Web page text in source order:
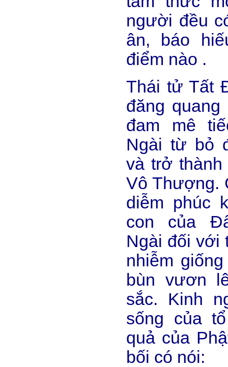
người đều
ân, báo
điểm nào .
Thái tử Tất
đăng quang
đam mê
Ngài từ bỏ
và trở
Vô Thượng.
diễm phúc
con của
Ngài đối với
nhiễm
bùn vươn
sắc. Kinh
sống của
quả của
bối có nói: